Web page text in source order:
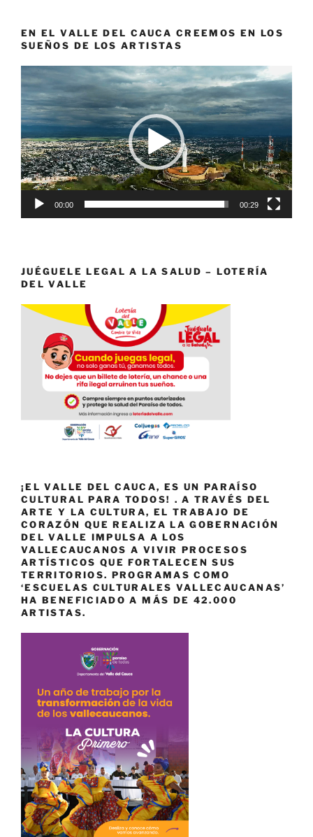
EN EL VALLE DEL CAUCA CREEMOS EN LOS
SUEÑOS DE LOS ARTISTAS
Reproductor
de
vídeo
00:00 00:29
JUÉGUELE LEGAL A LA SALUD – LOTERÍA
DEL VALLE
¡EL VALLE DEL CAUCA, ES UN PARAÍSO
CULTURAL PARA TODOS! . A TRAVÉS DEL
ARTE Y LA CULTURA, EL TRABAJO DE
CORAZÓN QUE REALIZA LA GOBERNACIÓN
DEL VALLE IMPULSA A LOS
VALLECAUCANOS A VIVIR PROCESOS
ARTÍSTICOS QUE FORTALECEN SUS
TERRITORIOS. PROGRAMAS COMO
‘ESCUELAS CULTURALES VALLECAUCANAS’
HA BENEFICIADO A MÁS DE 42.000
ARTISTAS.